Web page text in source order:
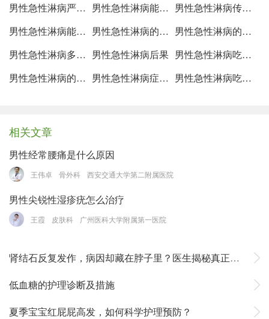
男性急性淋病严重吗 男性急性淋病能治愈吗
男性急性淋病传染吗
男性急性淋病能根治吗
男性急性淋病的主要表现
男性急性淋病的最早症状是
男性急性淋病多久能治愈 男性急性淋病后果
男性急性淋病吃什么药
男性急性淋病的主要表现是
男性急性淋病症状男性 男性急性淋病吃什么药最有效
相关文章
男性经常腰痛是什么原因
王伟卓 骨外科 西安交通大学第二附属医院
男性尖锐性湿疹疣怎么治疗
王霞 皮肤科 广州医科大学附属第一医院
肾结石反复发作，病因却藏在脖子里？医生揭秘真正元凶
低血糖的护理诊断及措施
夏季宝宝红屁屁高发，如何科学护理预防？